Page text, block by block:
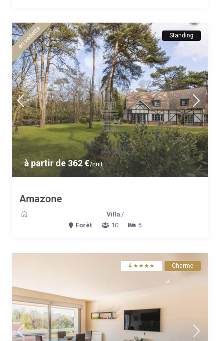
à partir de 362 €/nuit
en vedette Standing
Amazone
Villa/
Forêt
10 5
4 ★★★★ Charme